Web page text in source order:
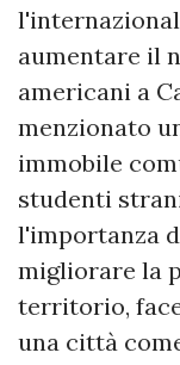
aumentare il
americani a
menzionato
immobile
studenti
l'importanza
migliorare la
territorio,
una città